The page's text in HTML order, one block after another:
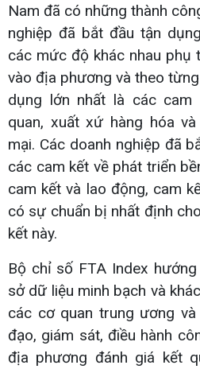
Nam đã có những thành
nghiệp đã bắt đầu tận
các mức độ khác nhau phụ
vào địa phương và theo
dụng lớn nhất là các
quan, xuất xứ hàng hóa
mại. Các doanh nghiệp đã
các cam kết về phát triển
cam kết và lao động, cam
có sự chuẩn bị nhất định
kết này.
Bộ chỉ số FTA Index
sở dữ liệu minh bạch và
các cơ quan trung ương
đạo, giám sát, điều hành
địa phương đánh giá kết